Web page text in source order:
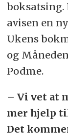
boksatsing.
avisen en
Ukens
og
Podme.
– Vi vet at
mer hjelp
Det